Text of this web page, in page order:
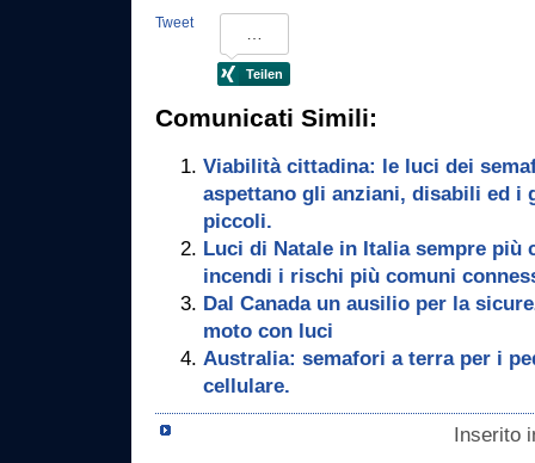
Tweet
Comunicati Simili:
Viabilità cittadina: le luci dei
aspettano gli anziani, disabili ed i
piccoli.
Luci di Natale in Italia sempre più
incendi i rischi più comuni
Dal Canada un ausilio per la
moto con luci
Australia: semafori a terra per i
cellulare.
Inserito